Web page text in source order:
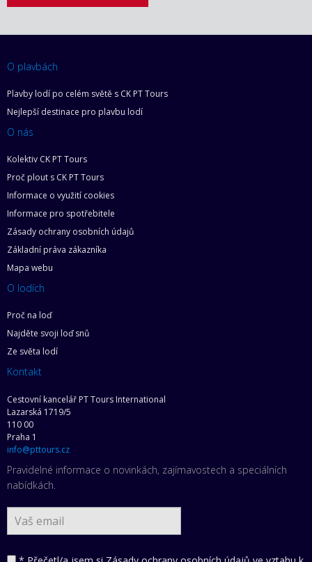
O plavbách
Plavby lodí po celém světě s CK PT Tours
Nejlepší destinace pro plavbu lodí
O nás
Kolektiv CK PT Tours
Proč plout s CK PT Tours
Informace o využití cookies
Informace pro spotřebitele
Zásady ochrany osobních údajů
Základní práva zákazníka
Mapa webu
O lodích
Proč na loď
Najděte svoji loď snů
Ze světa lodí
Kontakt
Cestovní kancelář PT Tours International
Lazarská 1719/5
110 00
Praha 1
info@pttours.cz
Pravidelné informace o novinkách, zajímavostech a speciálních
nabídkách.